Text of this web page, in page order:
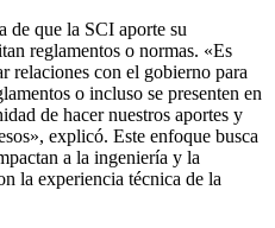
de que la SCI aporte su
reglamentos o normas. «Es
relaciones con el gobierno para
o incluso se presenten en
de hacer nuestros aportes y
explicó. Este enfoque busca
a la ingeniería y la
la experiencia técnica de la